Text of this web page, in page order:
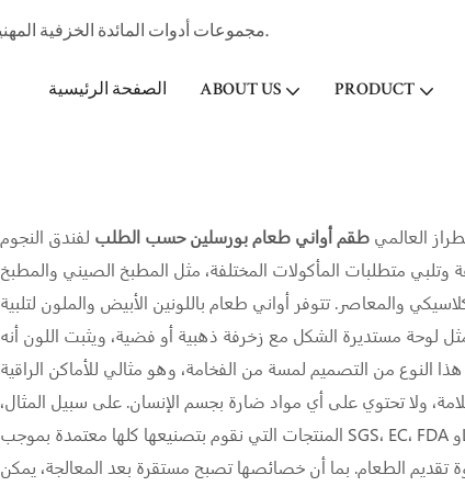
مجموعات أدوات المائدة الخزفية المهنية الصانع وتاجر الجملة لفندق ستار & مطعم منذ عام 1998.
الصفحة الرئيسية ABOUT US PRODUCT
العالمي طقم أواني طعام بورسلين حسب الطلب لفندق النجوم
وتلبي متطلبات المأكولات المختلفة، مثل المطبخ الصيني والمطبخ
والمعاصر. تتوفر أواني طعام باللونين الأبيض والملون لتلبية
لوحة مستديرة الشكل مع زخرفة ذهبية أو فضية، ويثبت اللون أنه
ولا تحتوي على أي مواد ضارة بجسم الإنسان. على سبيل المثال،
المنتجات التي نقوم بتصنيعها كلها معتمدة بموجب SGS، EC، FDA وLFGB. إنها متينة بما يكفي للاستخدام لفترة طويلة حيث أننا نعتمد تكنولوجيا الخزف
الطعام. بما أن خصائصها تصبح مستقرة بعد المعالجة، يمكن